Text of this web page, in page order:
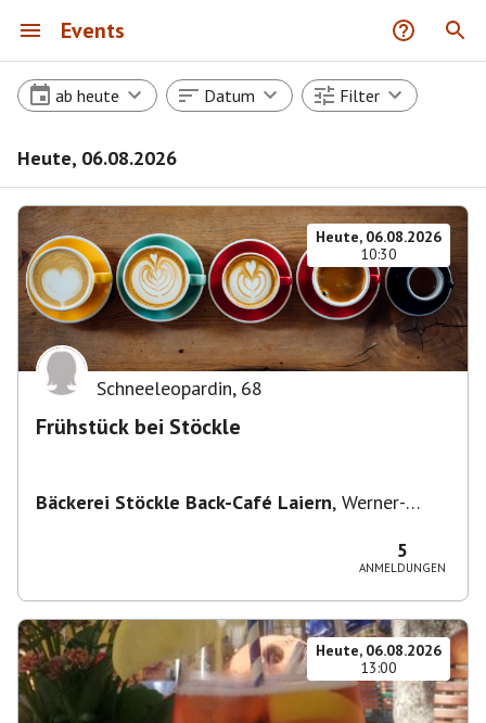
Events
ab heute Datum Filter
Heute, 06.08.2026
Heute, 06.08.2026
10:30
Schneeleopardin, 68
Frühstück bei Stöckle
Bäckerei Stöckle Back-Café Laiern, Werner-
5
ANMELDUNGEN
Heute, 06.08.2026
13:00